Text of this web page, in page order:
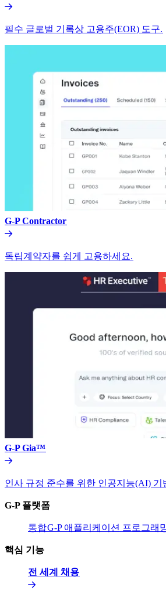
필수 글로벌 기록상 고용주(EOR) 도구.​​
G-P Contractor​​
독립계약자를 쉽게 고용하세요.​​
G-P Gia™​​
인사 규정 준수를 위한 인공지능(AI) 기
G-P 플랫폼​​
통합​​G-P 애플리케이션 프로그래
핵심 기능​​
전 세계 채용​​